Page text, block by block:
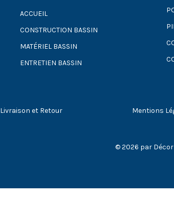
ACCUEIL
CONSTRUCTION BASSIN
MATÉRIEL BASSIN
ENTRETIEN BASSIN
Livraison et Retour Mentions
© 2026 par